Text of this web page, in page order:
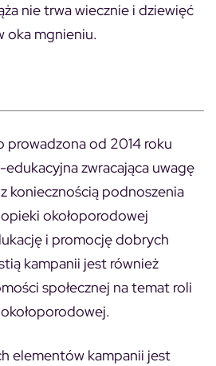
nie trwa wiecznie i dziewięć
oka mgnieniu.
prowadzona od 2014 roku
edukacyjna zwracająca uwagę
koniecznością podnoszenia
okołoporodowej
i promocję dobrych
kampanii jest również
społecznej na temat roli
elementów kampanii jest